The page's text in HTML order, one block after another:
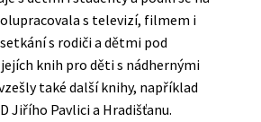
s televizí, filmem i
s rodiči a dětmi pod
knih pro děti s nádhernými
také další knihy, například
Jiřího Pavlici a Hradišťanu.